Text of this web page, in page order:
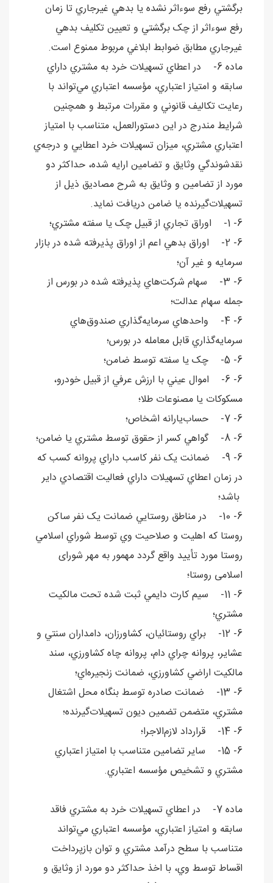
برگشتي رفع سوءاثر نشده يا بدهي غيرجاري تا زمان
رفع سوءاثر از چک برگشتي و تعيين تکليف بدهي
غيرجاري مطابق ضوابط ابلاغي مربوط ممنوع است.
ماده 6- در اعطاي تسهيلات خرد به مشتري داراي
سابقه و امتياز اعتباري، مؤسسه اعتباري مي‌تواند با
رعايت تکاليف قانوني و مقررات مرتبط و همچنين
شرايط مندرج در اين دستورالعمل، متناسب با امتياز
اعتباري مشتري، ميزان تسهيلات خرد اعطايي و درجه‌ي
نقدشوندگي وثايق و تضامين ارايه شده، حداکثر دو
مورد از تضامین و وثایق به شرح مصادیق ذیل از
تسهیلات‌گیرنده یا ضامن دریافت نماید.
6- 1- اوراق تجاري از قبيل چک يا سفته مشتري؛
6- 2- اوراق بدهي اعم از اوراق پذيرفته شده در بازار
سرمايه و غير آن؛
6- 3- سهام شرکت‌هاي پذيرفته شده در بورس از
جمله سهام عدالت؛
6- 4- واحدهاي سرمايه‌گذاري صندوق‌هاي
سرمايه‌گذاري قابل معامله در بورس؛
6- 5- چک يا سفته توسط ضامن؛
6- 6- اموال عيني با ارزش عرفي از قبيل خودرو،
مسکوکات يا مصنوعات طلا؛
6- 7- حساب‌يارانه اشخاص؛
6- 8- گواهي کسر از حقوق توسط مشتري يا ضامن؛
6- 9- ضمانت يک نفر کاسب داراي پروانه کسب که
در زمان اعطاي تسهيلات داراي فعاليت اقتصادي داير
باشد؛
6- 10- در مناطق روستايي ضمانت يک نفر ساکن
روستا که اهليت و صلاحيت وي توسط شوراي اسلامي
روستا مورد تأييد واقع گردد مهمور به مهر شورای
اسلامی روستا؛
6- 11- سيم کارت دايمي ثبت شده تحت مالکيت
مشتري؛
6- 12- براي روستائيان، کشاورزان، دامداران سنتي و
عشاير، پروانه چراي دام، پروانه چاه کشاورزي، سند
مالکيت اراضي کشاورزي، ضمانت زنجيره‌اي؛
6- 13- ضمانت صادره توسط بنگاه محل اشتغال
مشتري، متضمن تضمين ديون تسهيلات‌گيرنده؛
6- 14- قرارداد لازم‌الاجرا؛
6- 15- ساير تضامين متناسب با امتياز اعتباري
مشتري و تشخيص مؤسسه اعتباري.
ماده 7- در اعطاي تسهيلات خرد به مشتري فاقد
سابقه و امتياز اعتباري، مؤسسه اعتباري مي‌تواند
متناسب با سطح درآمد مشتري و توان بازپرداخت
اقساط توسط وي، با اخذ حداکثر دو مورد از وثايق و